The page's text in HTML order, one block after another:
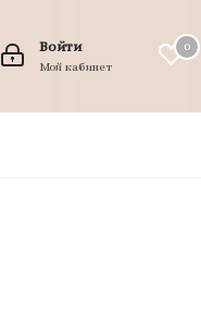
0
Войти
Мой кабинет